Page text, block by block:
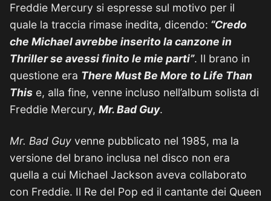
Freddie Mercury si espresse sul motivo per il
quale la traccia rimase inedita, dicendo: “Credo
che Michael avrebbe inserito la canzone in
Thriller se avessi finito le mie parti”. Il brano in
questione era There Must Be More to Life Than
This e, alla fine, venne incluso nell’album solista di
Freddie Mercury, Mr. Bad Guy.
Mr. Bad Guy venne pubblicato nel 1985, ma la
versione del brano inclusa nel disco non era
quella a cui Michael Jackson aveva collaborato
con Freddie. Il Re del Pop ed il cantante dei Queen